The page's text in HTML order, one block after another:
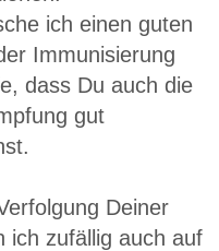
ich einen guten
Immunisierung
dass Du auch die
gut
Deiner
ich zufällig auch auf